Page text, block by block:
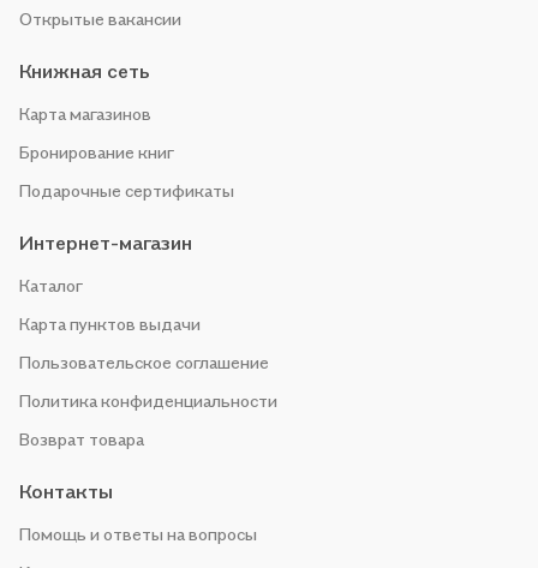
Открытые вакансии
Книжная сеть
Карта магазинов
Бронирование книг
Подарочные сертификаты
Интернет-магазин
Каталог
Карта пунктов выдачи
Пользовательское соглашение
Политика конфиденциальности
Возврат товара
Контакты
Помощь и ответы на вопросы